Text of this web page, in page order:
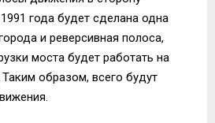
года будет сделана одна
и реверсивная полоса,
моста будет работать на
образом, всего будут